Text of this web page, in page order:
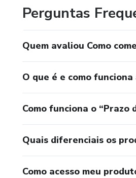
Perguntas
Quem avaliou Como
O que é e como
Como funciona o “Prazo
Quais diferenciais os
Como acesso meu